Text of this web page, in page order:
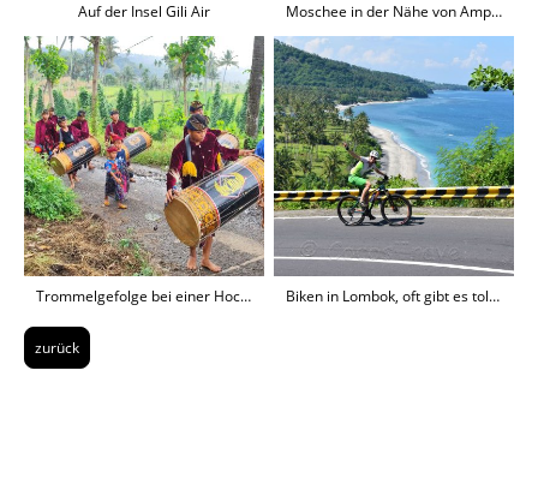
Auf der Insel Gili Air Moschee in der Nähe von Ampenan
Trommelgefolge bei einer Hochzeit Biken in Lombok, oft gibt es tolle Aussicht
zurück